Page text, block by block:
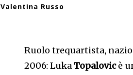
Valentina Russo
Ruolo trequartista,
2006: LukaTopalovicè